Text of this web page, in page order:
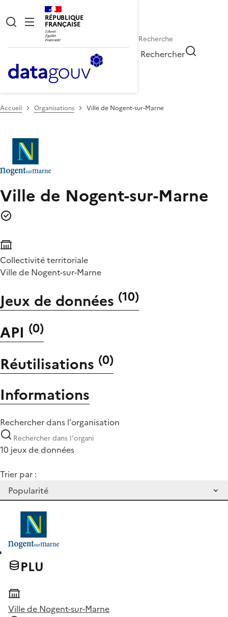
RÉPUBLIQUE
FRANÇAISE
Rechercher
Accueil Organisations Ville de Nogent-sur-Marne
Ville de Nogent-sur-Marne
Collectivité territoriale
Ville de Nogent-sur-Marne
Jeux de données (10)
API (0)
Réutilisations (0)
Informations
Rechercher dans l'organisation
10 jeux de données
Trier par :
PLU
Ville de Nogent-sur-Marne